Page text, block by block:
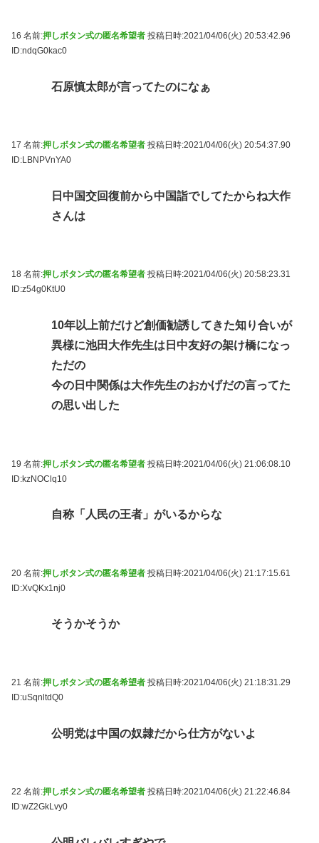
16 名前:押しボタン式の匿名希望者 投稿日時:2021/04/06(火) 20:53:42.96
ID:ndqG0kac0
石原慎太郎が言ってたのになぁ
17 名前:押しボタン式の匿名希望者 投稿日時:2021/04/06(火) 20:54:37.90
ID:LBNPVnYA0
日中国交回復前から中国詣でしてたからね大作
さんは
18 名前:押しボタン式の匿名希望者 投稿日時:2021/04/06(火) 20:58:23.31
ID:z54g0KtU0
10年以上前だけど創価勧誘してきた知り合いが
異様に池田大作先生は日中友好の架け橋になっ
ただの
今の日中関係は大作先生のおかげだの言ってた
の思い出した
19 名前:押しボタン式の匿名希望者 投稿日時:2021/04/06(火) 21:06:08.10
ID:kzNOClq10
自称「人民の王者」がいるからな
20 名前:押しボタン式の匿名希望者 投稿日時:2021/04/06(火) 21:17:15.61
ID:XvQKx1nj0
そうかそうか
21 名前:押しボタン式の匿名希望者 投稿日時:2021/04/06(火) 21:18:31.29
ID:uSqnltdQ0
公明党は中国の奴隷だから仕方がないよ
22 名前:押しボタン式の匿名希望者 投稿日時:2021/04/06(火) 21:22:46.84
ID:wZ2GkLvy0